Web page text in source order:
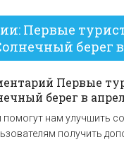
Первые
берег в
Первые
берег в
нам улучшить
получить